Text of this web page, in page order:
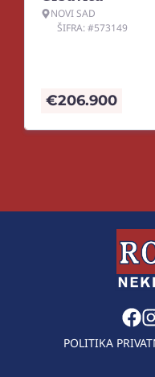
NOVI SAD
ŠIFRA: #573149
€206.900
POLITIKA